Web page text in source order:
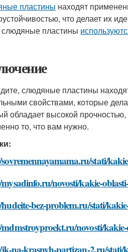
пластины находят
что делает их
пластины
слюдяные пластины
свойствами, которые
обладает высокой
то, что вам нужно.
stati/
novosti/kakie-
bez-problem.ru/stati/
novosti/
na-krasnyh-partizan-2.ru/stati/